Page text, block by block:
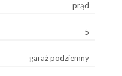
prąd
5
garaż podziemny